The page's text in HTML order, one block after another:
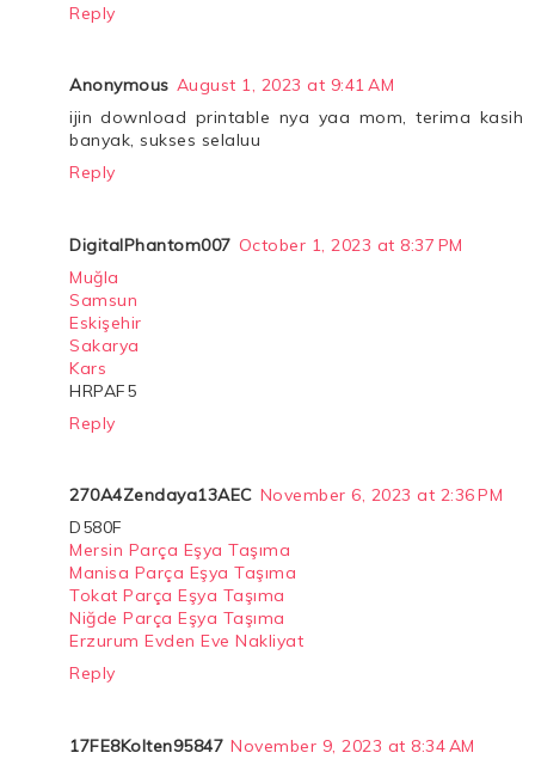
Reply
Anonymous August 1, 2023 at 9:41 AM
ijin download printable nya yaa mom, terima kasih
banyak, sukses selaluu
Reply
DigitalPhantom007 October 1, 2023 at 8:37 PM
Muğla
Samsun
Eskişehir
Sakarya
Kars
HRPAF5
Reply
270A4Zendaya13AEC November 6, 2023 at 2:36 PM
D580F
Mersin Parça Eşya Taşıma
Manisa Parça Eşya Taşıma
Tokat Parça Eşya Taşıma
Niğde Parça Eşya Taşıma
Erzurum Evden Eve Nakliyat
Reply
17FE8Kolten95847 November 9, 2023 at 8:34 AM